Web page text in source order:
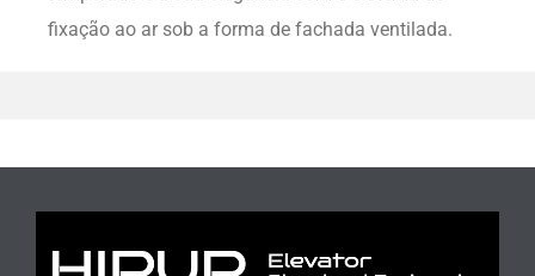
fixação ao ar sob a forma de fachada ventilada.